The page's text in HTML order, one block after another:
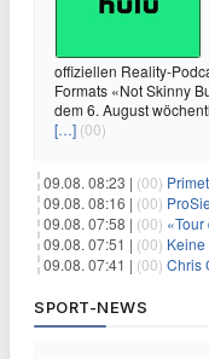
offiziellen Reality-
Formats «Not Skinny
dem 6. August
[…] (00)
09.08. 08:23 | (00)
09.08. 08:16 | (00)
09.08. 07:58 | (00) «Tour
09.08. 07:51 | (00) Keine
09.08. 07:41 | (00) Chris
SPORT-NEWS